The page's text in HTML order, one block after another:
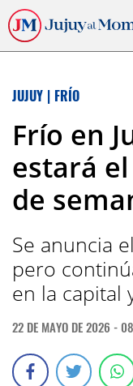
JUJUY | FRÍO
Frío en
estará
de
Se anuncia
pero
en la capital
22 DE MAYO DE 2026 -